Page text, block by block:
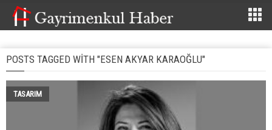
POSTS TAGGED WITH "ESEN AKYAR KARAOĞLU"
TASARIM